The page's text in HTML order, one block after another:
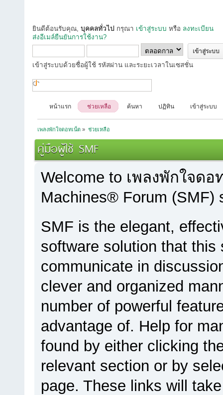
ยินดีต้อนรับคุณ, บุคคลทั่วไป กรุณา เข้าสู่ระบบ หรือ ลงทะเบียน
ส่งอีเมล์ยืนยันการใช้งาน?
เข้าสู่ระบบด้วยชื่อผู้ใช้ รหัสผ่าน และระยะเวลาในเซสชั่น
หน้าแรก ช่วยเหลือ ค้นหา ปฏิทิน เข้าสู่ระบบ
เพลงพักใจดอทเน็ต » ช่วยเหลือ
คู่มือผู้ใช้ SMF
Welcome to เพลงพักใจดอ
Machines® Forum (SMF)
SMF is the elegant,
software solution that
communicate in
clever and organized
number of powerful
advantage of. Help for
found by either clicking
relevant section or by
page. These links will